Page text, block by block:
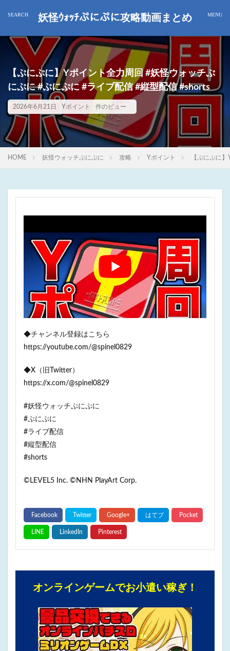
妖怪ｳｫｯﾁぷにぷに攻略動画まとめ
【ぷにぷに】Yポイント全力周回 #妖怪ウォッチぷ
にぷに #ぷにぷに #ライブ配信 #縦型配信 #shorts
2026年6月21日 Yポイント 件のビュー
HOME 妖怪ウォッチぷにぷに 攻略 Yポイント 【ぷにぷに
◆チャンネル登録はこちら
https://youtube.com/@spinel0829
◆X（旧Twitter）
https://x.com/@spinel0829
#妖怪ウォッチぷにぷに
#ぷにぷに
#ライブ配信
#縦型配信
#shorts
©LEVEL5 Inc. ©NHN PlayArt Corp.
オンラインゲームでお小遣い稼ぎ！